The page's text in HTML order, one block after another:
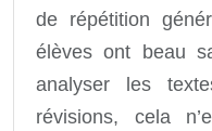
de répétition
élèves ont beau
analyser les
révisions, cela